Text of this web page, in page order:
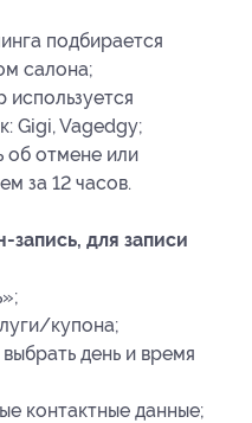
подбирается
салона;
Gigi, Vagedgy;
отмене или
за 12 часов.
запись, для записи
купона;
день и время
контактные данные;